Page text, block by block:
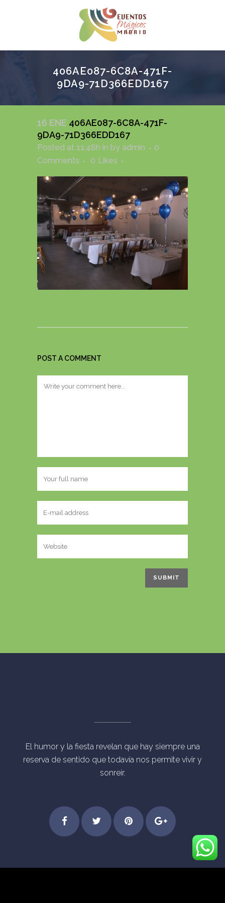
406AE087-6C8A-471F-
9DA9-71D366EDD167
16 ENE 406AE087-6C8A-471F-
9DA9-71D366EDD167
Posted at 11:48h in by admin
0
Comments
0 Likes
POST A COMMENT
El humor y la fiesta revelan que hay siempre una
reserva de sentido que todavía nos permite vivir y
sonreír.